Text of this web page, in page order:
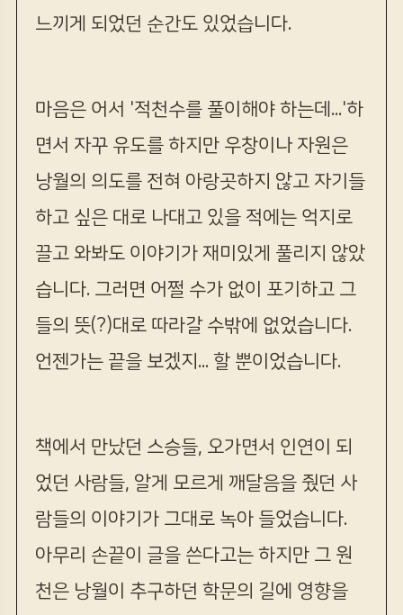
느끼게 되었던 순간도 있었습니다.
마음은 어서 '적천수를 풀이해야 하는데...'하
면서 자꾸 유도를 하지만 우창이나 자원은
낭월의 의도를 전혀 아랑곳하지 않고 자기들
하고 싶은 대로 나대고 있을 적에는 억지로
끌고 와봐도 이야기가 재미있게 풀리지 않았
습니다. 그러면 어쩔 수가 없이 포기하고 그
들의 뜻(?)대로 따라갈 수밖에 없었습니다.
언젠가는 끝을 보겠지... 할 뿐이었습니다.
책에서 만났던 스승들, 오가면서 인연이 되
었던 사람들, 알게 모르게 깨달음을 줬던 사
람들의 이야기가 그대로 녹아 들었습니다.
아무리 손끝이 글을 쓴다고는 하지만 그 원
천은 낭월이 추구하던 학문의 길에 영향을